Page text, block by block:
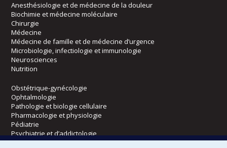
Anesthésiologie et de médecine de la douleur
Biochimie et médecine moléculaire
Chirurgie
Médecine
Médecine de famille et de médecine d’urgence
Microbiologie, infectiologie et immunologie
Neurosciences
Nutrition
Obstétrique-gynécologie
Ophtalmologie
Pathologie et biologie cellulaire
Pharmacologie et physiologie
Pédiatrie
Psychiatrie et d’addictologie
Radiologie, radio-oncologie et médecine nucléaire